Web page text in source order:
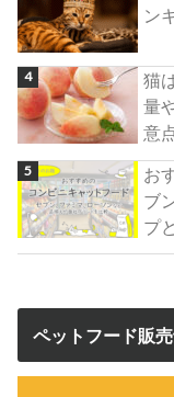
ン
猫
量
意
お
ブ
プ
ペットフード販